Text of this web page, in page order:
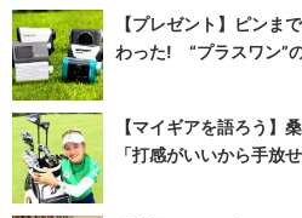
【プレゼント】ピンま
わった! “プラスワン”
【マイギアを語ろう
「打感がいいから手放